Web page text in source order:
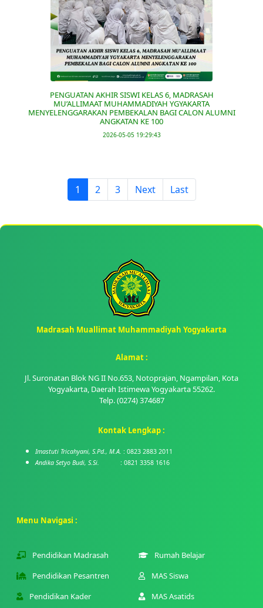
PENGUATAN AKHIR SISWI KELAS 6, MADRASAH
MU’ALLIMAAT MUHAMMADIYAH YGYAKARTA
MENYELENGGARAKAN PEMBEKALAN BAGI CALON ALUMNI
ANGKATAN KE 100
2026-05-05 19:29:43
1 2 3 Next Last
Madrasah Muallimat Muhammadiyah Yogyakarta
Alamat :
Jl. Suronatan Blok NG II No.653, Notoprajan, Ngampilan, Kota
Yogyakarta, Daerah Istimewa Yogyakarta 55262.
Telp. (0274) 374687
Kontak Lengkap :
Imastuti Tricahyani, S.Pd., M.A. : 0823 2883 2011
Andika Setyo Budi, S.Si. : 0821 3358 1616
Menu Navigasi :
Pendidikan Madrasah
Pendidikan Pesantren
Pendidikan Kader
Rumah Belajar
MAS Siswa
MAS Asatids